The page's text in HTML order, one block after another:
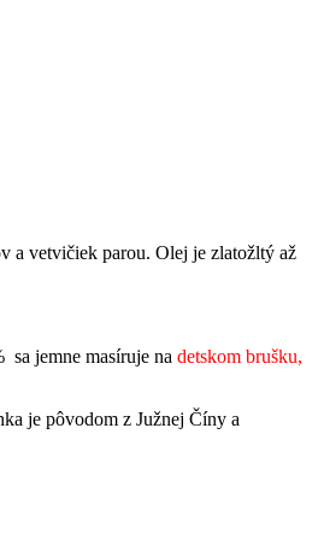
a vetvičiek parou. Olej je zlatožltý až
sa jemne masíruje na detskom brušku,
je pôvodom z Južnej Číny a